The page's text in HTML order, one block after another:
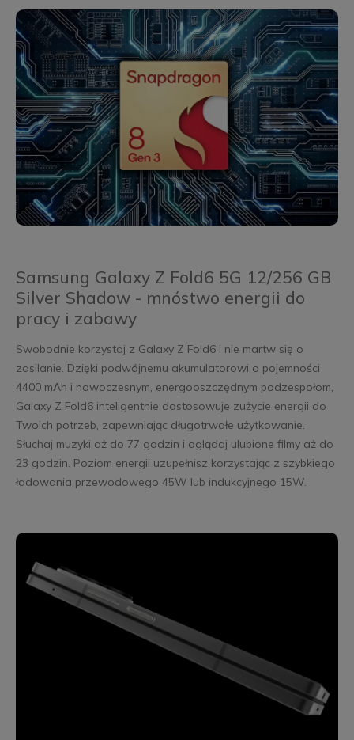
Samsung Galaxy Z Fold6 5G 12/256 GB
Silver Shadow - mnóstwo energii do
pracy i zabawy
Swobodnie korzystaj z Galaxy Z Fold6 i nie martw się o
zasilanie. Dzięki podwójnemu akumulatorowi o pojemności
4400 mAh i nowoczesnym, energooszczędnym podzespołom,
Galaxy Z Fold6 inteligentnie dostosowuje zużycie energii do
Twoich potrzeb, zapewniając długotrwałe użytkowanie.
Słuchaj muzyki aż do 77 godzin i oglądaj ulubione filmy aż do
23 godzin. Poziom energii uzupełnisz korzystając z szybkiego
ładowania przewodowego 45W lub indukcyjnego 15W.